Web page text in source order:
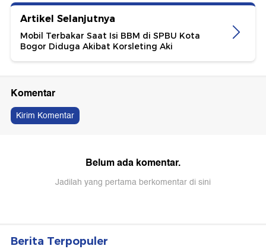
Artikel Selanjutnya
Mobil Terbakar Saat Isi BBM di SPBU Kota
Bogor Diduga Akibat Korsleting Aki
Komentar
Kirim Komentar
Belum ada komentar.
Jadilah yang pertama berkomentar di sini
Berita Terpopuler